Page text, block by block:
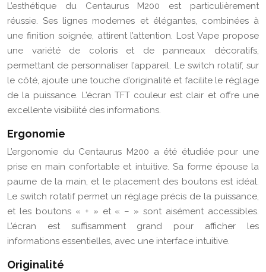
L’esthétique du Centaurus M200 est particulièrement
réussie. Ses lignes modernes et élégantes, combinées à
une finition soignée, attirent l’attention. Lost Vape propose
une variété de coloris et de panneaux décoratifs,
permettant de personnaliser l’appareil. Le switch rotatif, sur
le côté, ajoute une touche d’originalité et facilite le réglage
de la puissance. L’écran TFT couleur est clair et offre une
excellente visibilité des informations.
Ergonomie
L’ergonomie du Centaurus M200 a été étudiée pour une
prise en main confortable et intuitive. Sa forme épouse la
paume de la main, et le placement des boutons est idéal.
Le switch rotatif permet un réglage précis de la puissance,
et les boutons « + » et « – » sont aisément accessibles.
L’écran est suffisamment grand pour afficher les
informations essentielles, avec une interface intuitive.
Originalité